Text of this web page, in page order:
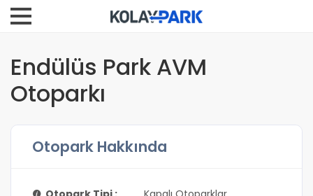
Endülüs Park AVM
Otoparkı
Otopark Hakkında